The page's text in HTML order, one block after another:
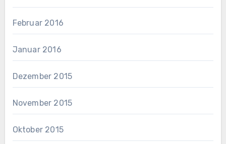
Februar 2016
Januar 2016
Dezember 2015
November 2015
Oktober 2015